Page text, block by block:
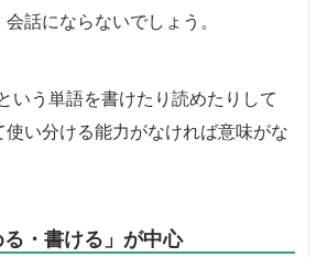
話にならないでしょう。
いう単語を書けたり読めたりして
使い分ける能力がなければ意味がな
・書ける」が中心